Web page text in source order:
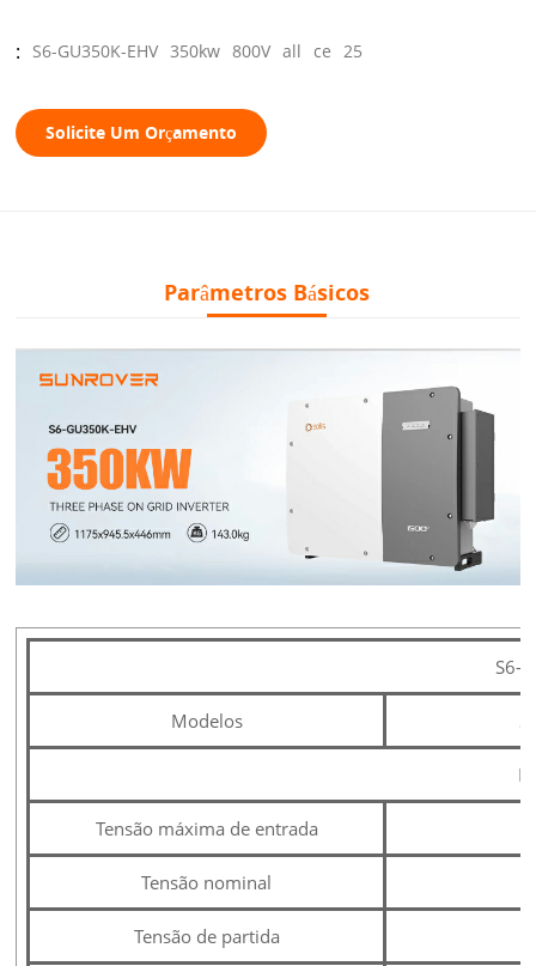
: S6-GU350K-EHV 350kw 800V all ce 25
Solicite Um Orçamento
Parâmetros Básicos
S6-
Modelos
Tensão máxima de entrada
Tensão nominal
Tensão de partida